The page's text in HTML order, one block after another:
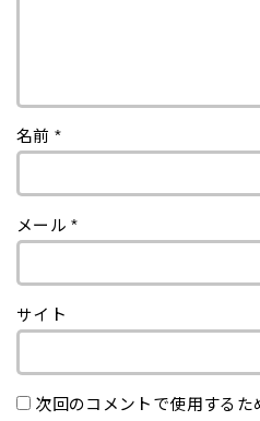
名前 *
メール*
サイト
次回のコメントで使用するた